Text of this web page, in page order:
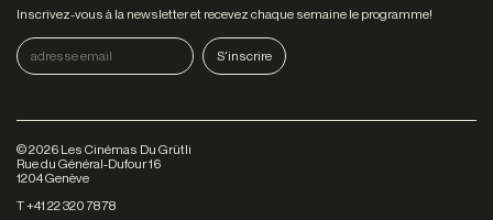
Inscrivez-vous à la newsletter et recevez chaque semaine le programme!
©2026 Les Cinémas Du Grütli
Rue du Général-Dufour 16
1204 Genève
T +41 22 320 78 78